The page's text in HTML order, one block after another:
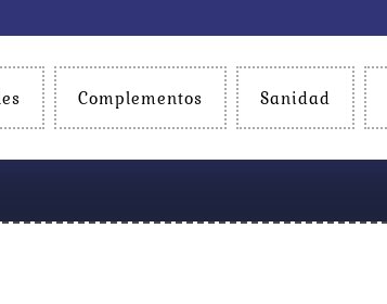
Complementos Sanidad